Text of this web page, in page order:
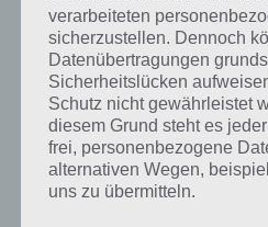
Zu Kultur haben wir zunächst keine
Auf WhatsApp teilen
verarbeiteten
sicherzustellen. Dennoch
Datenübertragungen
Sicherheitslücken
Schutz nicht gewährleistet
diesem Grund steht es
frei, personenbezogene
alternativen Wegen,
uns zu übermitteln.